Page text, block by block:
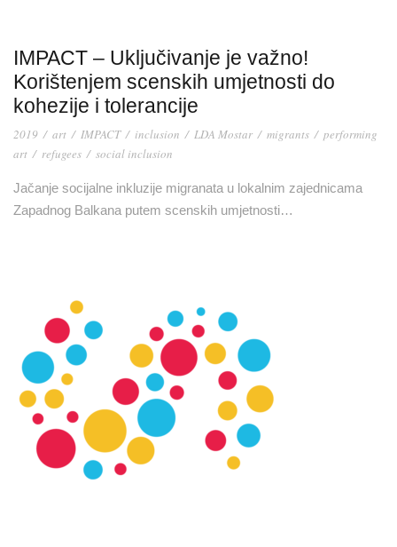
IMPACT – Uključivanje je važno!
Korištenjem scenskih umjetnosti do
kohezije i tolerancije
2019 / art / IMPACT / inclusion / LDA Mostar / migrants / performing
art / refugees / social inclusion
Jačanje socijalne inkluzije migranata u lokalnim zajednicama
Zapadnog Balkana putem scenskih umjetnosti…